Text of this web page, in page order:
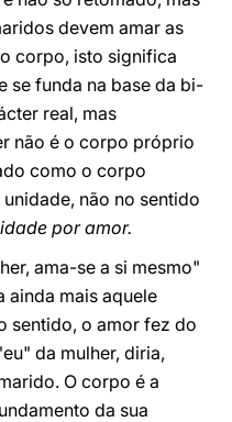
devem amar as
corpo, isto significa
se funda na base da bi-
real, mas
não é o corpo próprio
como o corpo
não no sentido
por amor.
ama-se a si mesmo"
ainda mais aquele
sentido, o amor fez do
da mulher, diria,
O corpo é a
da sua